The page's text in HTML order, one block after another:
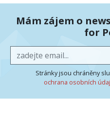
Mám zájem o
for
Stránky jsou chráněny
ochrana osobních